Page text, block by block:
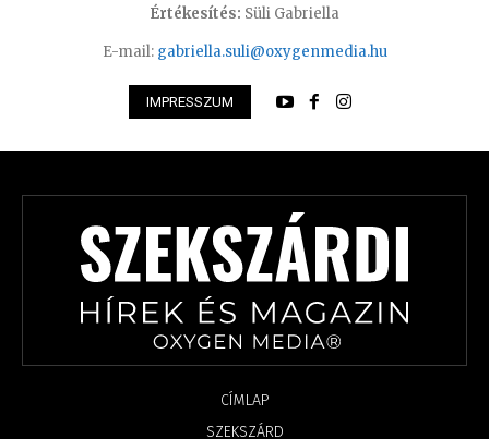
Értékesítés: Süli Gabriella
E-mail: gabriella.suli@oxygenmedia.hu
IMPRESSZUM
CÍMLAP
SZEKSZÁRD